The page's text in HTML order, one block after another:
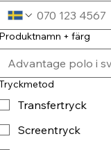
+ färg
Transfertryck
Screentryck